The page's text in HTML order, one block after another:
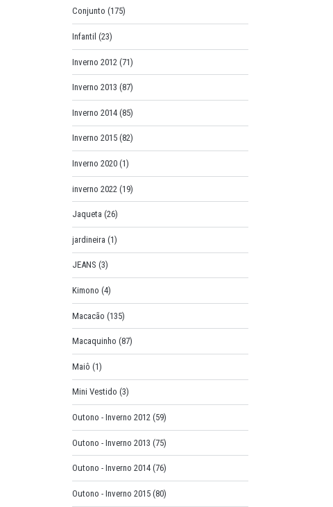
Conjunto (175)
Infantil (23)
Inverno 2012 (71)
Inverno 2013 (87)
Inverno 2014 (85)
Inverno 2015 (82)
Inverno 2020 (1)
inverno 2022 (19)
Jaqueta (26)
jardineira (1)
JEANS (3)
Kimono (4)
Macacão (135)
Macaquinho (87)
Maiô (1)
Mini Vestido (3)
Outono - Inverno 2012 (59)
Outono - Inverno 2013 (75)
Outono - Inverno 2014 (76)
Outono - Inverno 2015 (80)